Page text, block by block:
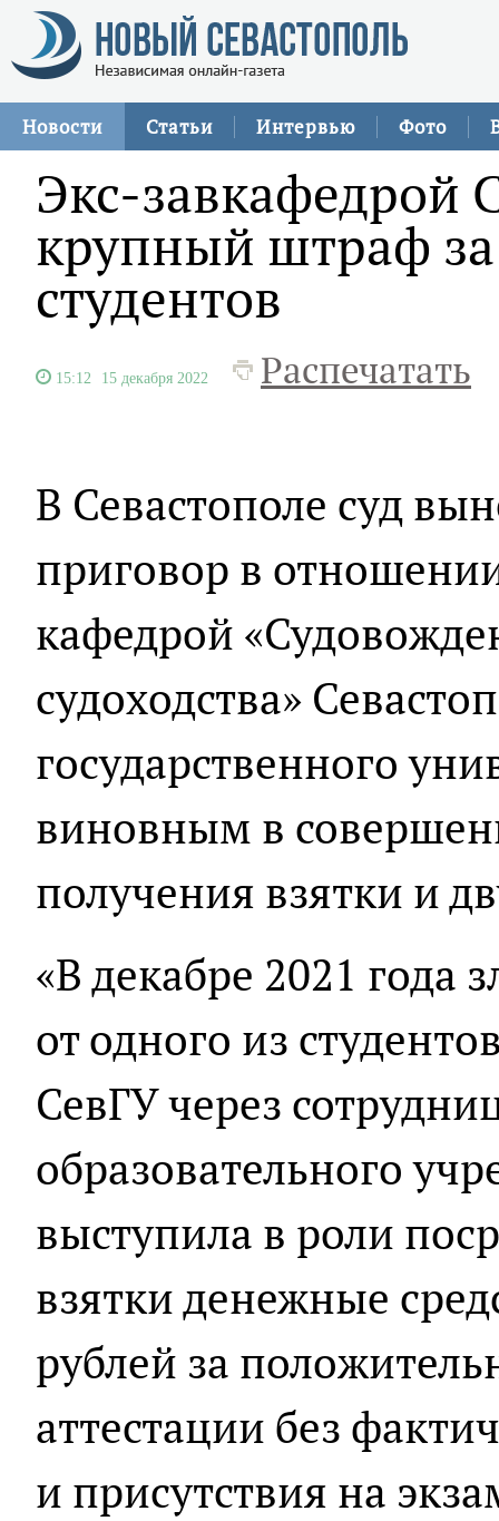
Новости Статьи Интервью Фото
Экс-завкафедрой
крупный штраф за
студентов
15:12 15 декабря 2022 Распечатать
В Севастополе суд
приговор в
кафедрой
судоходства»
государственного
виновным в
получения взятки и
«В декабре 2021
от одного из
СевГУ через
образовательного
выступила в роли
взятки денежные
рублей за
аттестации без
и присутствия на